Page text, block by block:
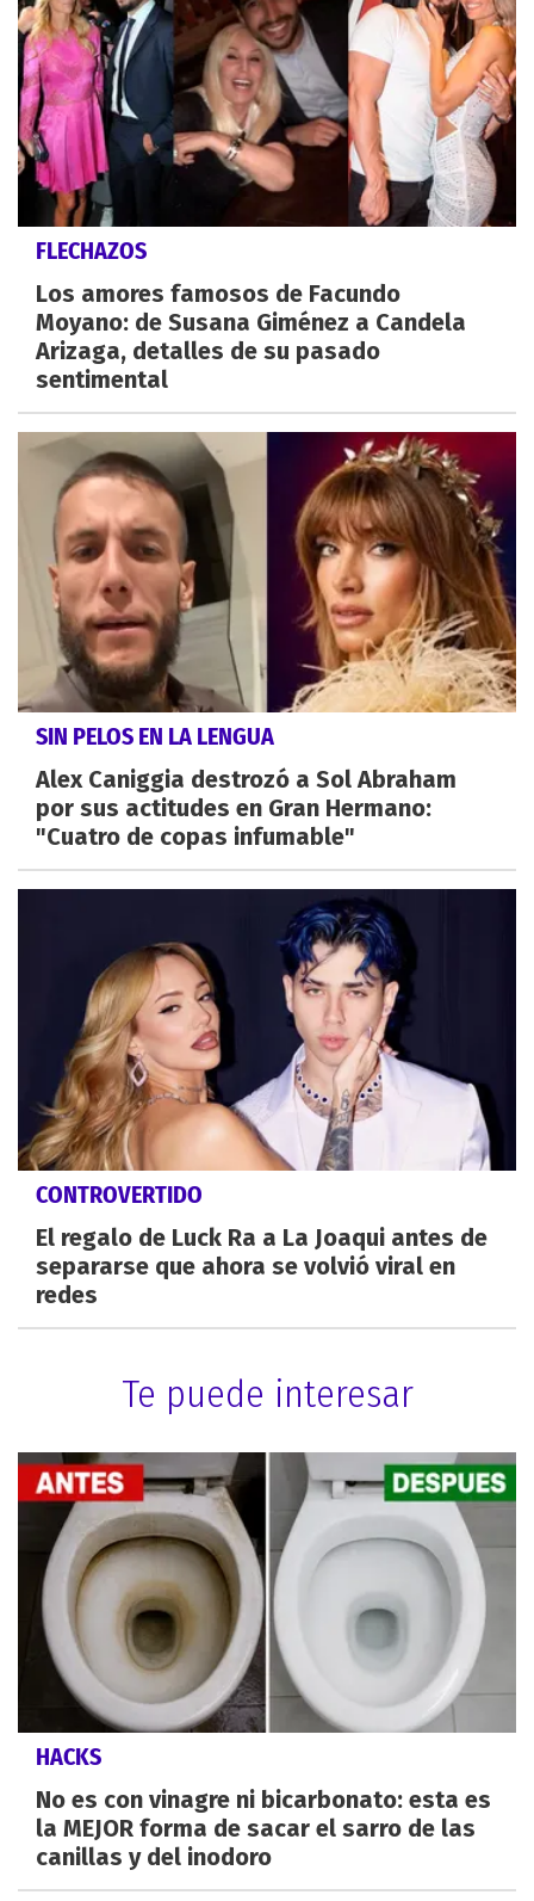
FLECHAZOS
Los amores famosos de Facundo
Moyano: de Susana Giménez a Candela
Arizaga, detalles de su pasado
sentimental
SIN PELOS EN LA LENGUA
Alex Caniggia destrozó a Sol Abraham
por sus actitudes en Gran Hermano:
"Cuatro de copas infumable"
CONTROVERTIDO
El regalo de Luck Ra a La Joaqui antes de
separarse que ahora se volvió viral en
redes
Te puede interesar
HACKS
No es con vinagre ni bicarbonato: esta es
la MEJOR forma de sacar el sarro de las
canillas y del inodoro